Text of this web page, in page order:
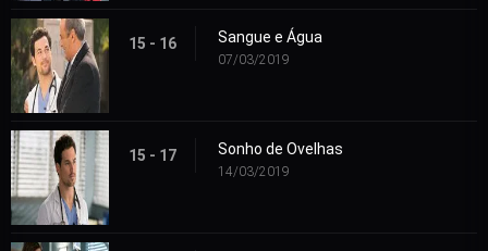
15 - 16 Sangue e Água
07/03/2019
15 - 17 Sonho de Ovelhas
14/03/2019